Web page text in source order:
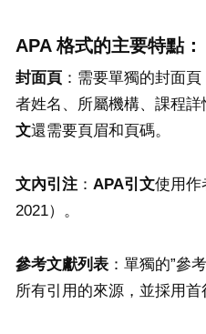
APA 格式的主要特點：
封面頁 ：需要單獨的封面
者姓名、所屬機構、課程詳
文還需要頁眉和頁碼。
文內引注 ： APA引文使用作
2021）。
參考文獻列表 ：單獨的”參
所有引用的來源，並採用首